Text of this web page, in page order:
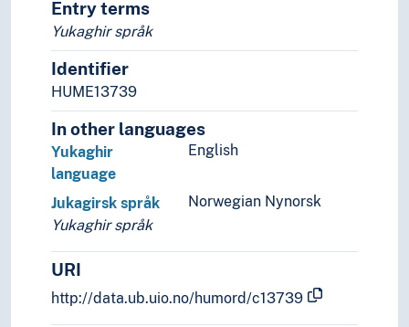
Entry terms
Yukaghir språk
Identifier
HUME13739
In other languages
English
Yukaghir
language
Norwegian Nynorsk
Jukagirsk språk
Yukaghir språk
URI
http://data.ub.uio.no/humord/c13739